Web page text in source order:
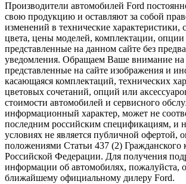
Производители автомобилей Ford
свою продукцию и оставляют за собой
изменений в технические характеристики,
цвета, цены моделей, комплектации, опции
представленные на данном сайте без
уведомления. Обращаем Ваше внимание на
представленные на сайте изображения и
касающаяся комплектаций, технических
цветовых сочетаний, опций или
стоимости автомобилей и сервисного
информационный характер, может не
последним российским спецификациям, и
условиях не является публичной офертой,
положениями Статьи 437 (2) Гражданского
Российской Федерации. Для получения
информации об автомобилях, пожалуйста,
ближайшему официальному дилеру Ford.